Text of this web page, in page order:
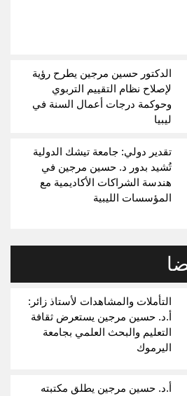
الدكتور حسين مرجين يطرح رؤية
لإصلاح نظام التقييم التربوي
وحوكمة درجات أعمال السنة في
ليبيا
تقدير دولي: جامعة تيشك الدولية
تُشيد بدور د. حسين مرجين في
هندسة الشراكات الأكاديمية مع
المؤسسات الليبية
التأملات والمشاهدات لأستاذ زائر:
أ.د. حسين مرجين يستعرض ثقافة
التعليم والبحث العلمي بجامعة
اليرموك
أ.د. حسين مرجين يطلق مكتبته